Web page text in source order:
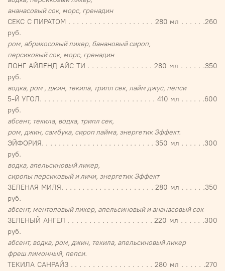
ананасовый сок, морс, гренадин
СЕКС С ПИРАТОМ . . . . . . . . . . . . . . . . . . . . 280 мл . . . . . .260
руб.
ром, абрикосовый ликер, банановый сироп,
персиковый сок, морс, гренадин
ЛОНГ АЙЛЕНД АЙС ТИ . . . . . . . . . . . . . . . 280 мл . . . . . .350
руб.
водка, ром , джин, текила, трипл сек, лайм джус, пепси
5-Й УГОЛ. . . . . . . . . . . . . . . . . . . . . . . . . . . . 410 мл . . . . . .600
руб.
абсент, текила, водка, трипл сек,
ром, джин, самбука, сироп лайма, энергетик Эффект.
ЭЙФОРИЯ. . . . . . . . . . . . . . . . . . . . . . . . . . . 350 мл . . . . . .300
руб.
водка, апельсиновый ликер,
сиропы персиковый и личи, энергетик Эффект
ЗЕЛЕНАЯ МИЛЯ. . . . . . . . . . . . . . . . . . . . . . 280 мл . . . . . .350
руб.
абсент, ментоловый ликер, апельсиновый и ананасовый сок
ЗЕЛЕНЫЙ АНГЕЛ . . . . . . . . . . . . . . . . . . . . 220 мл . . . . . .300
руб.
абсент, водка, ром, джин, текила, апельсиновый ликер
фреш лимонный, пепси.
ТЕКИЛА САНРАЙЗ . . . . . . . . . . . . . . . . . . . 280 мл . . . . . .270